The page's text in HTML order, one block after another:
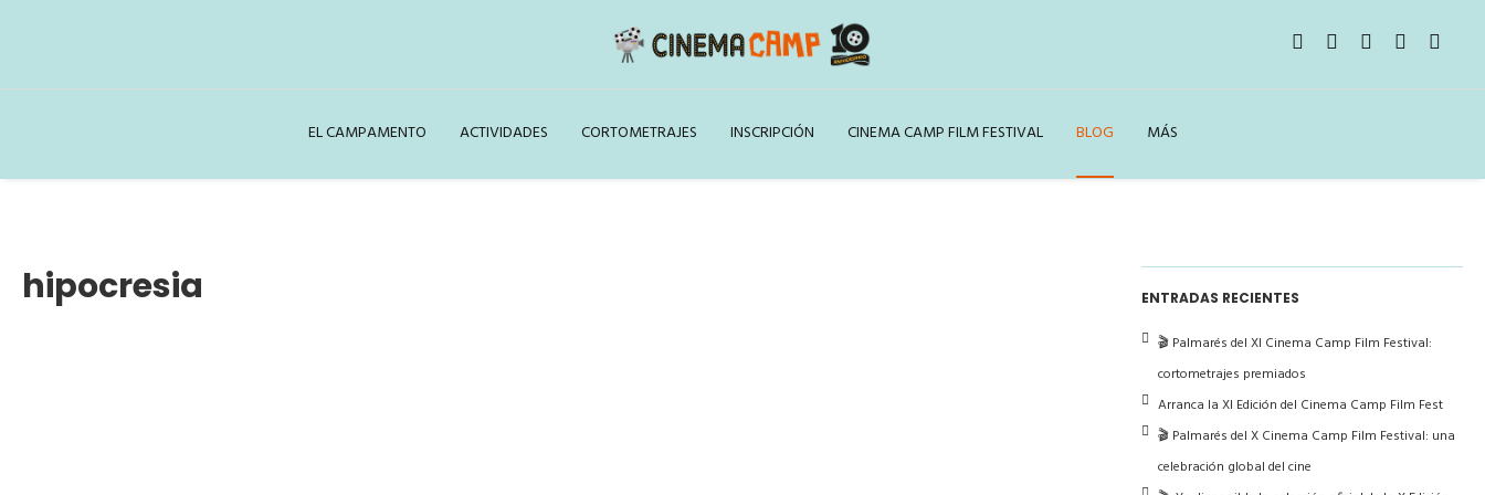
EL CAMPAMENTO ACTIVIDADES CORTOMETRAJES INSCRIPCIÓN CINEMA CAMP FILM FESTIVAL BLOG MÁS
hipocresia ENTRADAS RECIENTES
🎬 Palmarés del XI Cinema Camp Film Festival:
cortometrajes premiados
Arranca la XI Edición del Cinema Camp Film Fest
🎬 Palmarés del X Cinema Camp Film Festival: una
celebración global del cine